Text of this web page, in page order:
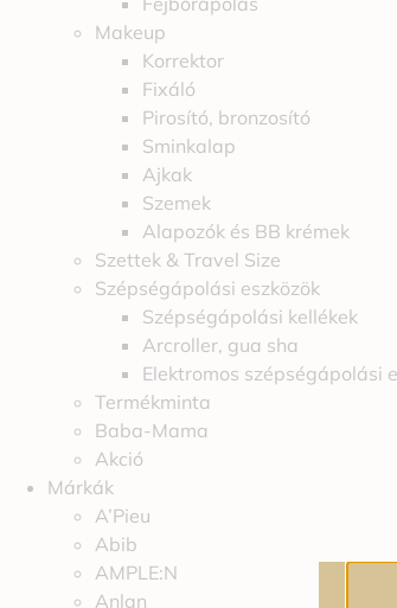
Makeup
Korrektor
Fixáló
Pirosító, bronzosító
Sminkalap
Ajkak
Szemek
Alapozók és BB krémek
Szettek & Travel Size
Szépségápolási eszközök
Szépségápolási kellékek
Arcroller, gua sha
Elektromos szépségápolási
Termékminta
Baba-Mama
Akció
Márkák
A’Pieu
Abib
AMPLE:N
Anlan